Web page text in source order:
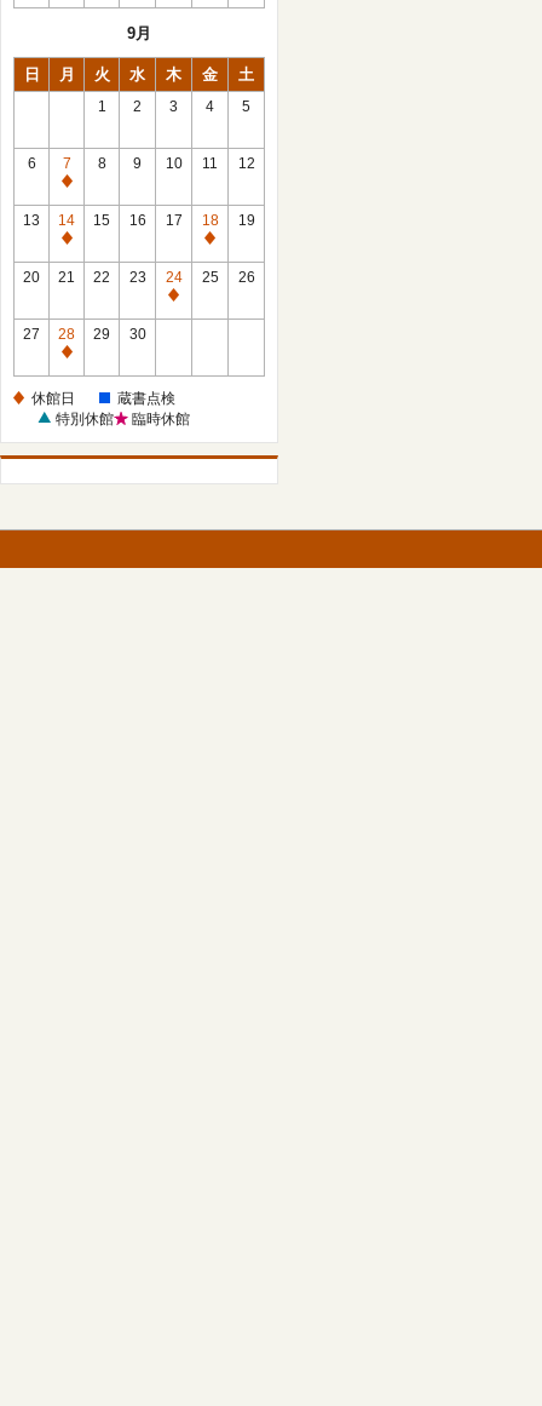
9月
日 月 火 水 木 金 土
1 2 3 4 5
6
7
休
館
日
8 9 10 11 12
13
14
休
館
15 16 17
18
休
館
19
20 21 22 23
24
休
25 26
27
28
休
日
29 30
休館日
蔵書点検
特別休館
臨時休館